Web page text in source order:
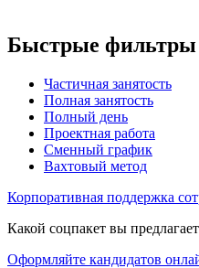
Быстрые фильтры
Частичная занятость
Полная занятость
Полный день
Проектная работа
Сменный график
Вахтовый метод
Корпоративная поддержка
Какой соцпакет вы
Оформляйте кандидатов